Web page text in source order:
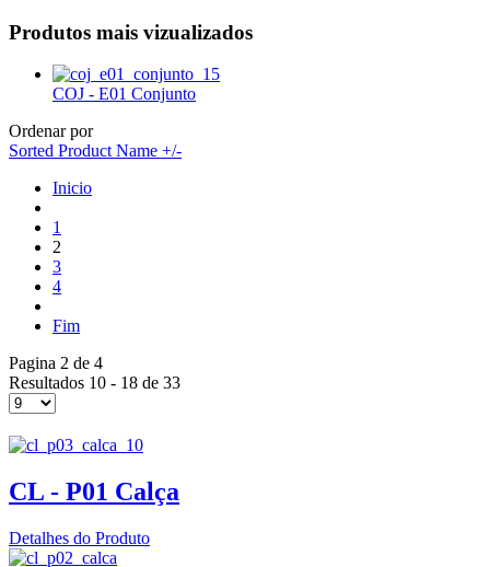
Produtos mais vizualizados
COJ - E01 Conjunto
Ordenar por
Sorted Product Name +/-
Inicio
1
2
3
4
Fim
Pagina 2 de 4
Resultados 10 - 18 de 33
CL - P01 Calça
Detalhes do Produto